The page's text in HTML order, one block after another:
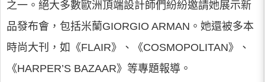
之一。絕大多數歐洲頂端設計師們紛紛邀請她展示新
品發布會，包括米蘭GIORGIO ARMAN。她還被多本
時尚大刊，如《FLAIR》、《COSMOPOLITAN》、
《HARPER’S BAZAAR》等專題報導。